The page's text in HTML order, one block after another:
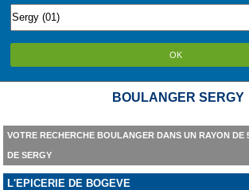
OK
BOULANGER SERGY
VOTRE RECHERCHE BOULANGER DANS UN RAYON DE
DE SERGY
L'EPICERIE DE BOGEVE